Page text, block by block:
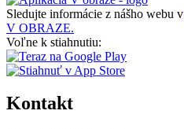
Sledujte informácie z nášho webu v
V OBRAZE.
Voľne k stiahnutiu:
Kontakt